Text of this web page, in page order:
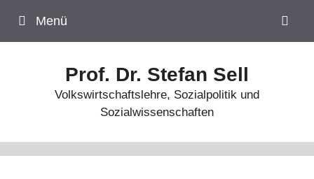
Inhalt
springen
Menü
Prof. Dr. Stefan Sell
Volkswirtschaftslehre, Sozialpolitik und
Sozialwissenschaften